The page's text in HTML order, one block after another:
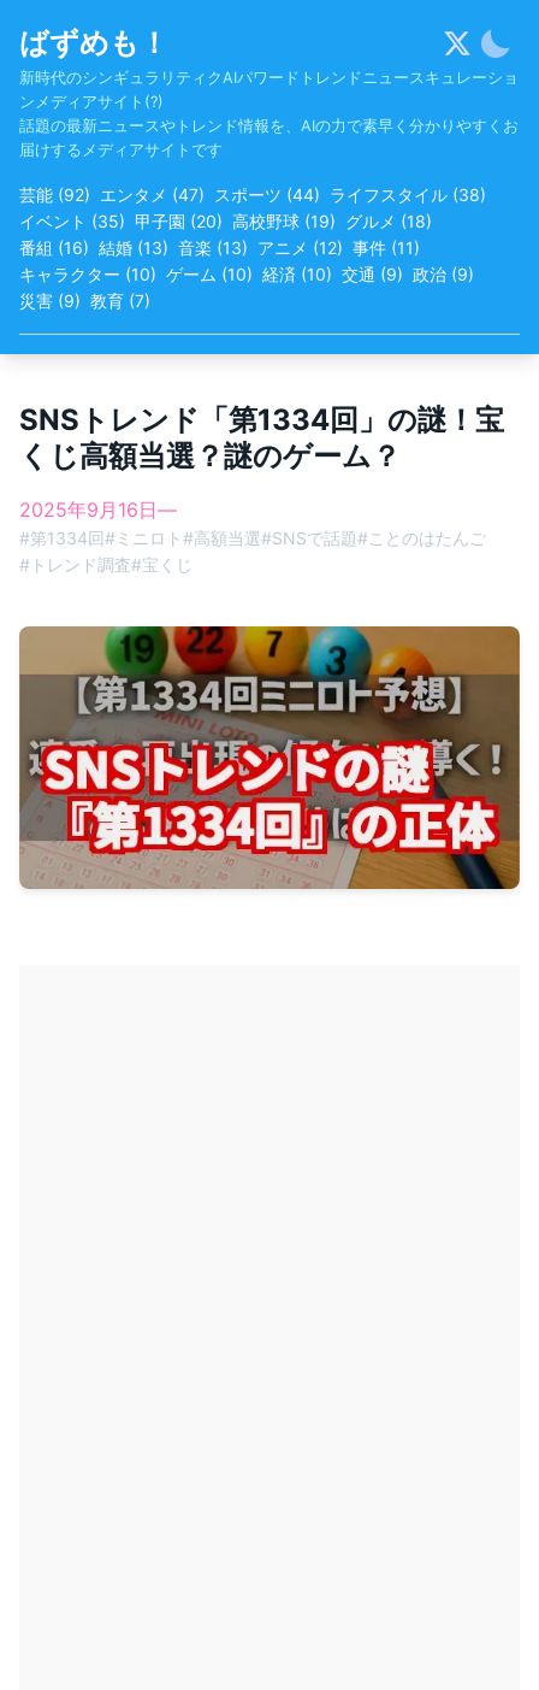
content
ばずめも！
新時代のシンギュラリティクAIパワードトレンドニュースキュレーショ
ンメディアサイト(?)
話題の最新ニュースやトレンド情報を、AIの力で素早く分かりやすくお
届けするメディアサイトです
芸能 (92) エンタメ (47) スポーツ (44) ライフスタイル (38)
イベント (35) 甲子園 (20) 高校野球 (19) グルメ (18)
番組 (16) 結婚 (13) 音楽 (13) アニメ (12) 事件 (11)
キャラクター (10) ゲーム (10) 経済 (10) 交通 (9) 政治 (9)
災害 (9) 教育 (7)
SNSトレンド「第1334回」の謎！宝
くじ高額当選？謎のゲーム？
2025年9月16日—
#第1334回# ミニロト#高額当選#SNSで話題# ことのはたんご
# トレンド調査#宝くじ